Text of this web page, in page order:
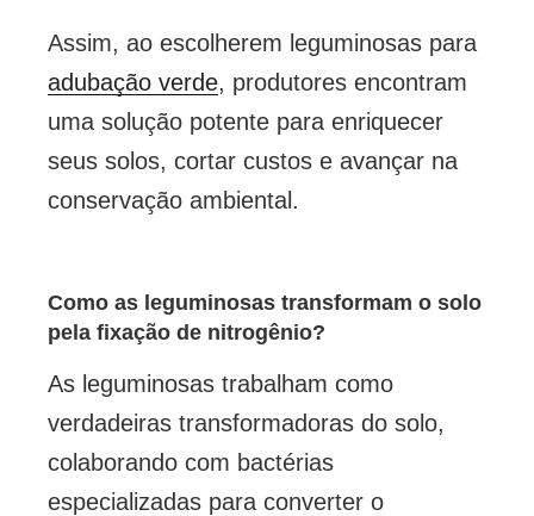
Assim, ao escolherem leguminosas para
adubação verde, produtores encontram
uma solução potente para enriquecer
seus solos, cortar custos e avançar na
conservação ambiental.
Como as leguminosas transformam o solo
pela fixação de nitrogênio?
As leguminosas trabalham como
verdadeiras transformadoras do solo,
colaborando com bactérias
especializadas para converter o